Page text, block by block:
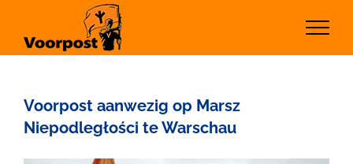
inhoud
Voorpost aanwezig op Marsz
Niepodległości te Warschau